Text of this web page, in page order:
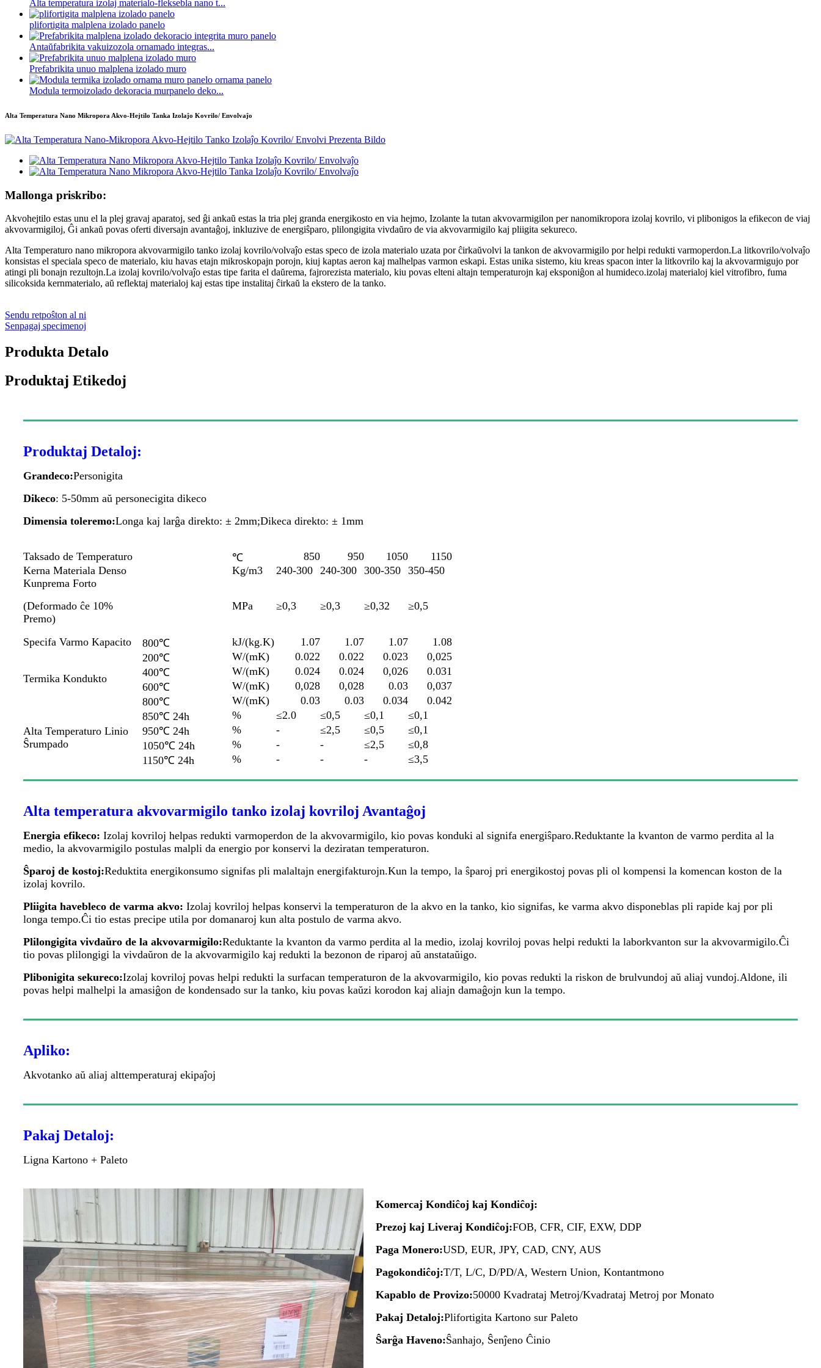
Alta temperatura izolaj materialo-fleksebla nano t...
plifortigita malplena izolado panelo
Antaŭfabrikita vakuizozola ornamado integras...
Prefabrikita unuo malplena izolado muro
Modula termoizolado dekoracia murpanelo deko...
Alta Temperatura Nano Mikropora Akvo-Hejtilo Tanka Izolaĵo Kovrilo/ Envolvaĵo
Mallonga priskribo:
Akvohejtilo estas unu el la plej gravaj aparatoj, sed ĝi ankaŭ estas la tria plej granda energikosto en via hejmo, Izolante la tutan akvovarmigilon per nanomikropora izolaj kovrilo, vi plibonigos la efikecon de viaj
akvovarmigiloj, Ĝi ankaŭ povas oferti diversajn avantaĝoj, inkluzive de energiŝparo, plilongigita vivdaŭro de via akvovarmigilo kaj pliigita sekureco.
Alta Temperaturo nano mikropora akvovarmigilo tanko izolaj kovrilo/volvaĵo estas speco de izola materialo uzata por ĉirkaŭvolvi la tankon de akvovarmigilo por helpi redukti varmoperdon.La litkovrilo/volvaĵo
konsistas el speciala speco de materialo, kiu havas etajn mikroskopajn porojn, kiuj kaptas aeron kaj malhelpas varmon eskapi. Estas unika sistemo, kiu kreas spacon inter la litkovrilo kaj la akvovarmigujo por
atingi pli bonajn rezultojn.La izolaj kovrilo/volvaĵo estas tipe farita el daŭrema, fajrorezista materialo, kiu povas elteni altajn temperaturojn kaj eksponiĝon al humideco.izolaj materialoj kiel vitrofibro, fuma
silicoksida kernmaterialo, aŭ reflektaj materialoj kaj estas tipe instalitaj ĉirkaŭ la ekstero de la tanko.
Sendu retpoŝton al ni
Senpagaj specimenoj
Produkta Detalo
Produktaj Etikedoj
Produktaj Detaloj:
Grandeco:Personigita
Dikeco: 5-50mm aŭ personecigita dikeco
Dimensia toleremo:Longa kaj larĝa direkto: ± 2mm;Dikeca direkto: ± 1mm
Taksado de Temperaturo ℃ 850 950 1050
1150
Kerna Materiala Denso
Kg/m3 240-300 240-300 300-350 350-450
Kunprema Forto
(Deformado ĉe 10%
Premo)
MPa ≥0,3 ≥0,3 ≥0,32 ≥0,5
Specifa Varmo Kapacito 800℃ kJ/(kg.K) 1.07 1.07 1.07 1.08
Termika Kondukto
200℃ W/(mK) 0.022 0.022 0.023
0,025
400℃
W/(mK) 0.024 0.024 0,026
0.031
600℃
W/(mK) 0,028 0,028 0.03
0,037
800℃
W/(mK) 0.03 0.03 0.034 0.042
Alta Temperaturo Linio
Ŝrumpado
850℃ 24h % ≤2.0 ≤0,5 ≤0,1
≤0,1
950℃ 24h
% - ≤2,5 ≤0,5
≤0,1
1050℃ 24h
% - - ≤2,5
≤0,8
1150℃ 24h
% - - - ≤3,5
Alta temperatura akvovarmigilo tanko izolaj kovriloj Avantaĝoj
Energia efikeco: Izolaj kovriloj helpas redukti varmoperdon de la akvovarmigilo, kio povas konduki al signifa energiŝparo.Reduktante la kvanton de varmo perdita al la
medio, la akvovarmigilo postulas malpli da energio por konservi la deziratan temperaturon.
Ŝparoj de kostoj:Reduktita energikonsumo signifas pli malaltajn energifakturojn.Kun la tempo, la ŝparoj pri energikostoj povas pli ol kompensi la komencan koston de la
izolaj kovrilo.
Pliigita havebleco de varma akvo: Izolaj kovriloj helpas konservi la temperaturon de la akvo en la tanko, kio signifas, ke varma akvo disponeblas pli rapide kaj por pli
longa tempo.Ĉi tio estas precipe utila por domanaroj kun alta postulo de varma akvo.
Plilongigita vivdaŭro de la akvovarmigilo:Reduktante la kvanton da varmo perdita al la medio, izolaj kovriloj povas helpi redukti la laborkvanton sur la akvovarmigilo.Ĉi
tio povas plilongigi la vivdaŭron de la akvovarmigilo kaj redukti la bezonon de riparoj aŭ anstataŭigo.
Plibonigita sekureco:Izolaj kovriloj povas helpi redukti la surfacan temperaturon de la akvovarmigilo, kio povas redukti la riskon de brulvundoj aŭ aliaj vundoj.Aldone, ili
povas helpi malhelpi la amasiĝon de kondensado sur la tanko, kiu povas kaŭzi korodon kaj aliajn damaĝojn kun la tempo.
Apliko:
Akvotanko aŭ aliaj alttemperaturaj ekipaĵoj
Pakaj Detaloj:
Ligna Kartono + Paleto
Komercaj Kondiĉoj kaj Kondiĉoj:
Prezoj kaj Liveraj Kondiĉoj:FOB, CFR, CIF, EXW, DDP
Paga Monero:USD, EUR, JPY, CAD, CNY, AUS
Pagokondiĉoj:T/T, L/C, D/PD/A, Western Union, Kontantmono
Kapablo de Provizo:50000 Kvadrataj Metroj/Kvadrataj Metroj por Monato
Pakaj Detaloj:Plifortigita Kartono sur Paleto
Ŝarĝa Haveno:Ŝanhajo, Ŝenĵeno Ĉinio